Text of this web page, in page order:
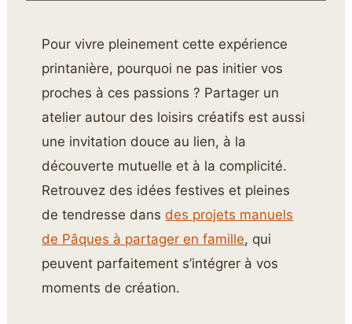
Pour vivre pleinement cette expérience
printanière, pourquoi ne pas initier vos
proches à ces passions ? Partager un
atelier autour des loisirs créatifs est aussi
une invitation douce au lien, à la
découverte mutuelle et à la complicité.
Retrouvez des idées festives et pleines
de tendresse dans des projets manuels
de Pâques à partager en famille, qui
peuvent parfaitement s’intégrer à vos
moments de création.